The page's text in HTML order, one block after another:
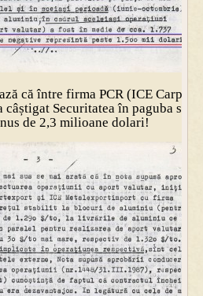
că între firma PCR (ICE
câștigat Securitatea în paguba
de 2,3 milioane dolari!